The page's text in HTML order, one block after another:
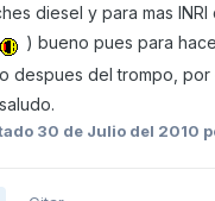
diesel y para mas
) bueno pues para
despues del trompo,
30 de Julio del 2010